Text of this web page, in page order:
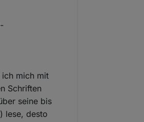
mich mit
Schriften
seine bis
lese, desto